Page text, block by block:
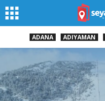
ADANA ADIYAMAN